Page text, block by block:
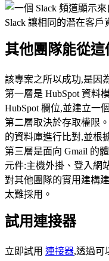
Slack 讓相同的潛在客
其他團隊能從
該專案之所以成功,是因
第一層是 HubSpot 資料
HubSpot 欄位,並建立一
第二層取決於存取權限
的資料庫進行比對,並根
第三層是面向 Gmail 的
元件:主機外掛、登入網
對其他團隊的實用建構
太難採用。
試用連接器
立即試用 連接器,透過可